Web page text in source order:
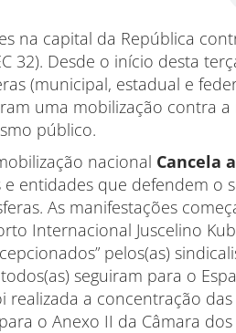
na capital da República
32). Desde o início desta
(municipal, estadual e
uma mobilização contra
público.
nacional Cancela
entidades que defendem o
As manifestações
Internacional Juscelino
pelos(as)
seguiram para o
a concentração das
o Anexo II da Câmara